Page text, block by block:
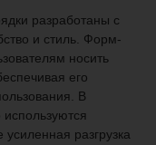
разработаны с
и стиль. Форм-
носить
его
В
используются
разгрузка